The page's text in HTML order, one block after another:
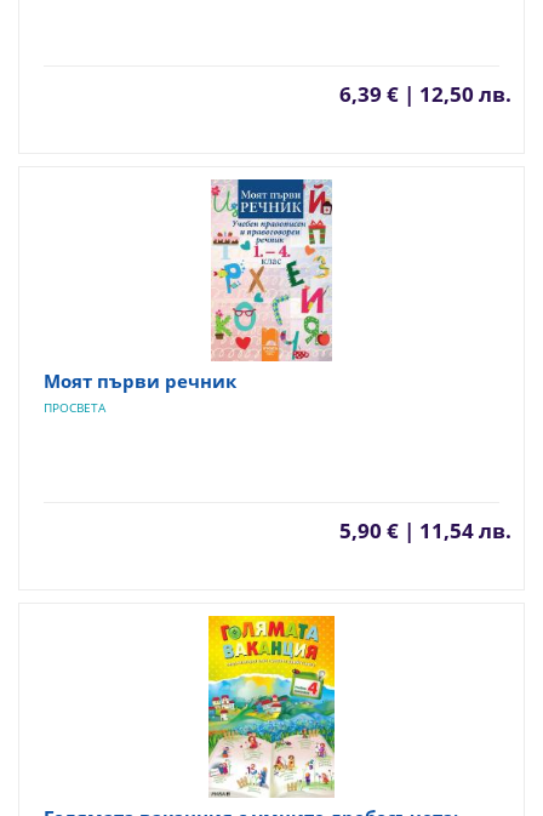
6,39 € | 12,50 лв.
Моят първи речник
ПРОСВЕТА
5,90 € | 11,54 лв.